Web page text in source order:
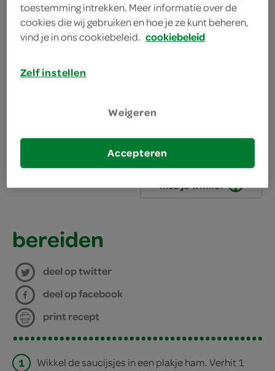
300 gram spinazie
2 eetlepels Provençaalse kruiden
600 gram aardappelschijfjes
kies je winkel
bereiden
deel op twitter
deel op facebook
print recept
1 Wikkel de saucijsjes in een plakje ham. Verhit 1
toestemming intrekken. Meer informatie over de
cookies die wij gebruiken en hoe je ze kunt beheren,
vind je in ons cookiebeleid. cookiebeleid
Zelf instellen
Weigeren
Accepteren